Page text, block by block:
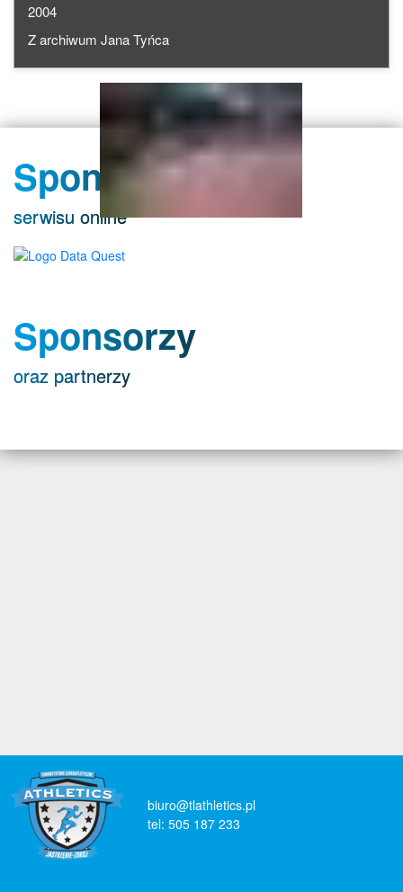
2004
Z archiwum Jana Tyńca
Sponsor
serwisu online
Sponsorzy
oraz partnerzy
biuro@tlathletics.pl
tel: 505 187 233